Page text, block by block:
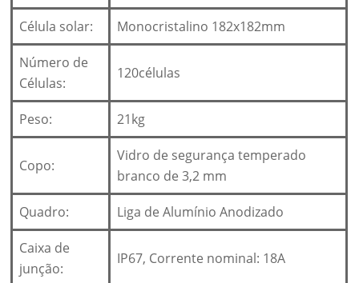
Célula solar: Monocristalino 182x182mm
Número de
Células:
120células
Peso: 21kg
Copo:
Vidro de segurança temperado
branco de 3,2 mm
Quadro: Liga de Alumínio Anodizado
Caixa de
junção:
IP67, Corrente nominal: 18A